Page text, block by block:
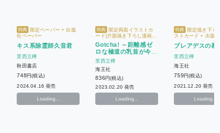
特典
限定ペーパー + 出版
社ペーパー
キス系除霊師久音君
里西立樺
秋田書店
748円(税込)
2024.04.16 発売
Loading...
特典
限定両面イラストカ
ード(片面描き下ろし漫画) +
出版社ペーパー
Gotcha! ～距離感ゼ
ロな極道の乳首が今日
も誘惑してきます～
里西立樺
海王社
836円(税込)
2023.02.20 発売
Loading...
特典
限定描き下ろ
ストカード + 出版
プレアデスの慕
里西立樺
海王社
759円(税込)
2021.12.20 発売
Loading...